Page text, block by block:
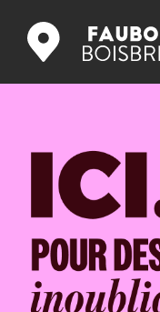
RESTAURANTS
PROMOS
NOUVELLES
GALERIE